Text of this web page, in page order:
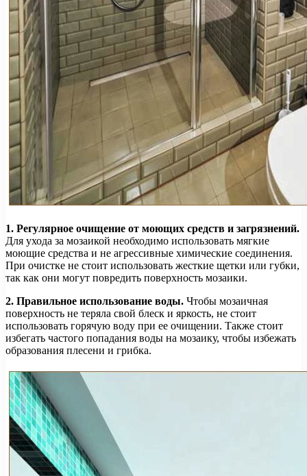
1. Регулярное очищение от моющих средств и загрязнений.
Для ухода за мозаикой необходимо использовать мягкие
моющие средства и не агрессивные химические соединения.
При очистке не стоит использовать жесткие щетки или губки,
так как они могут повредить поверхность мозаики.
2. Правильное использование воды. Чтобы мозаичная
поверхность не теряла свой блеск и яркость, не стоит
использовать горячую воду при ее очищении. Также стоит
избегать частого попадания воды на мозаику, чтобы избежать
образования плесени и грибка.